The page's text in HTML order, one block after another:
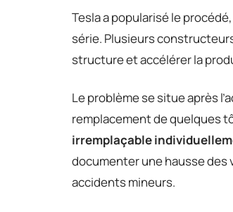
Tesla a popularisé le
série. Plusieurs
structure et accélérer la
Le problème se situe après
remplacement de quelques
irremplaçable
documenter une hausse des
accidents mineurs.